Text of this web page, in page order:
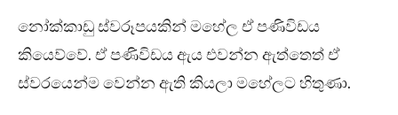
නෝක්කාඩු ස්වරූපයකින් මහේල ඒ පණිවිඩය
කියෙව්වේ. ඒ පණිවිඩය ඇය එවන්න ඇත්තෙත් ඒ
ස්වරයෙන්ම වෙන්න ඇති කියලා මහේලට හිතුණා.